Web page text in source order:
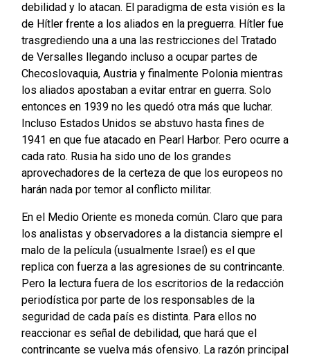
debilidad y lo atacan. El paradigma de esta visión es la
de Hítler frente a los aliados en la preguerra. Hítler fue
trasgrediendo una a una las restricciones del Tratado
de Versalles llegando incluso a ocupar partes de
Checoslovaquia, Austria y finalmente Polonia mientras
los aliados apostaban a evitar entrar en guerra. Solo
entonces en 1939 no les quedó otra más que luchar.
Incluso Estados Unidos se abstuvo hasta fines de
1941 en que fue atacado en Pearl Harbor. Pero ocurre a
cada rato. Rusia ha sido uno de los grandes
aprovechadores de la certeza de que los europeos no
harán nada por temor al conflicto militar.
En el Medio Oriente es moneda común. Claro que para
los analistas y observadores a la distancia siempre el
malo de la película (usualmente Israel) es el que
replica con fuerza a las agresiones de su contrincante.
Pero la lectura fuera de los escritorios de la redacción
periodística por parte de los responsables de la
seguridad de cada país es distinta. Para ellos no
reaccionar es señal de debilidad, que hará que el
contrincante se vuelva más ofensivo. La razón principal